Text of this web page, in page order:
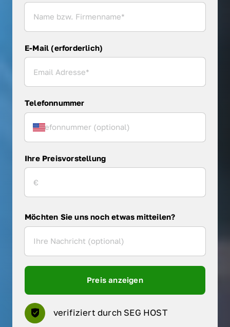
E-Mail (erforderlich)
Telefonnummer
Ihre Preisvorstellung
Möchten Sie uns noch etwas mitteilen?
Preis anzeigen
verifiziert durch SEG HOST